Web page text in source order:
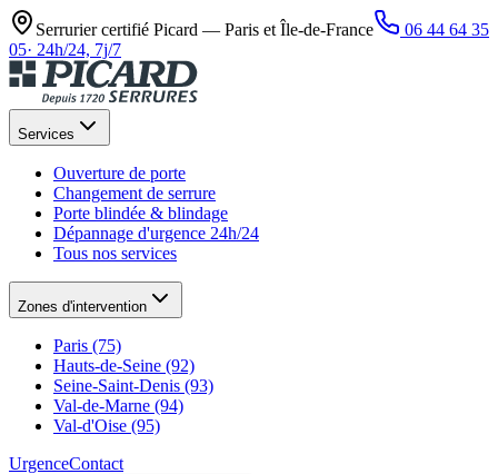
Serrurier certifié Picard — Paris et Île-de-France
06 44 64 35
05· 24h/24, 7j/7
Services
Ouverture de porte
Changement de serrure
Porte blindée & blindage
Dépannage d'urgence 24h/24
Tous nos services
Zones d'intervention
Paris (75)
Hauts-de-Seine (92)
Seine-Saint-Denis (93)
Val-de-Marne (94)
Val-d'Oise (95)
UrgenceContact